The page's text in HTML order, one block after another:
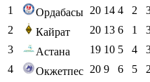
1
Ордабасы 20 14 4 2
2
Кайрат 20 13 6 1
3
Астана 19 10 5 4
4
Окжетпес 20 9 6 5